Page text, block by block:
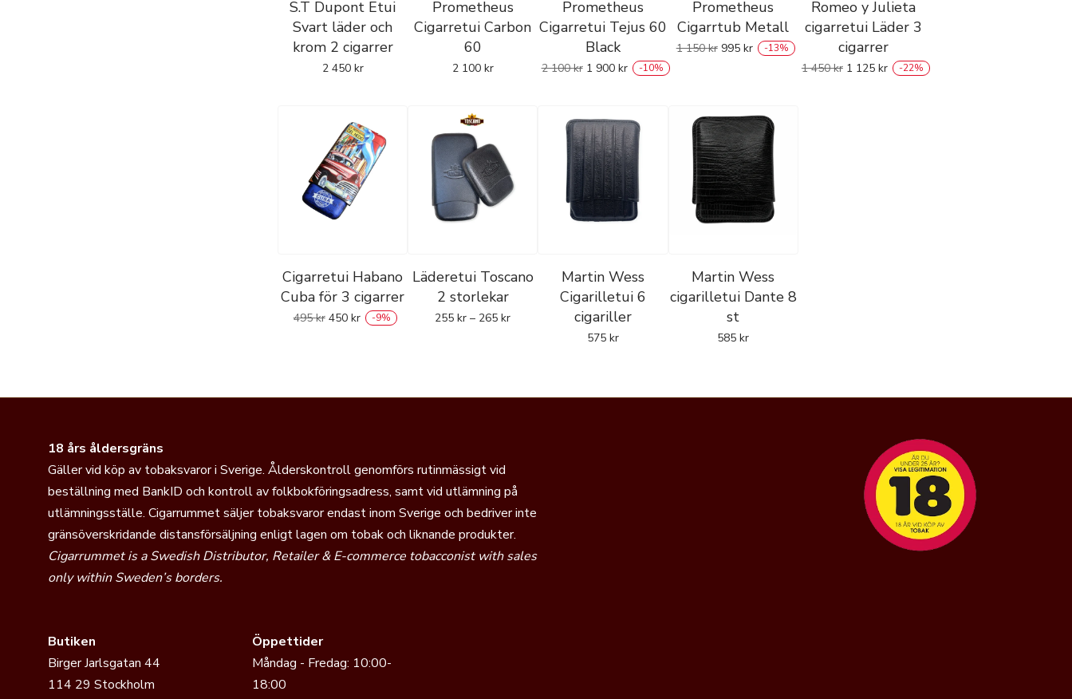
S.T Dupont Etui
Svart läder och
krom 2 cigarrer
2 450 kr
Prometheus
Cigarretui Carbon
60
2 100 kr
Prometheus
Cigarretui Tejus 60
Black
2 100kr 1 900 kr -10%
Prometheus
Cigarrtub Metall
1 150kr 995 kr -13%
Romeo y Julieta
cigarretui Läder 3
cigarrer
1 450kr 1 125 kr -22%
Cigarretui Habano
Cuba för 3 cigarrer
495kr 450 kr -9%
Läderetui Toscano
2 storlekar
255kr – 265kr
Martin Wess
Cigarilletui 6
cigariller
575kr
Martin Wess
cigarilletui Dante 8
st
585kr
18 års åldersgräns
Gäller vid köp av tobaksvaror i Sverige. Ålderskontroll genomförs rutinmässigt vid
beställning med BankID och kontroll av folkbokföringsadress, samt vid utlämning på
utlämningsställe. Cigarrummet säljer tobaksvaror endast inom Sverige och bedriver inte
gränsöverskridande distansförsäljning enligt lagen om tobak och liknande produkter.
Cigarrummet is a Swedish Distributor, Retailer & E-commerce tobacconist with sales
only within Sweden’s borders.
Butiken
Birger Jarlsgatan 44
114 29 Stockholm
Öppettider
Måndag - Fredag: 10:00-
18:00